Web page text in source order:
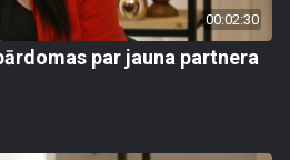
00:02:30
par jauna partnera